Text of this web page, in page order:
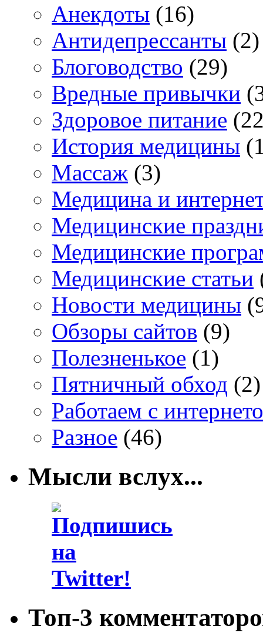
Анекдоты (16)
Антидепрессанты (2)
Блоговодство (29)
Вредные привычки
Здоровое питание
История медицины
Массаж (3)
Медицина и
Медицинские
Медицинские
Медицинские статьи
Новости медицины
Обзоры сайтов (9)
Полезненькое (1)
Пятничный обход (2)
Работаем с
Разное (46)
Мысли вслух...
Топ-3